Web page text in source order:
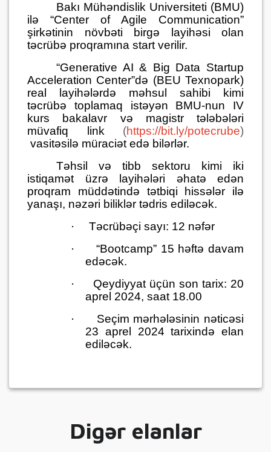
Bakı Mühəndislik Universiteti (BMU)
ilə “Center of Agile Communication”
şirkətinin növbəti birgə layihəsi olan
təcrübə proqramına start verilir.
“Generative AI & Big Data Startup
Acceleration Center”də (BEU Texnopark)
real layihələrdə məhsul sahibi kimi
təcrübə toplamaq istəyən BMU-nun IV
kurs bakalavr və magistr tələbələri
müvafiq link(https://bit.ly/potecrube)
vasitəsilə müraciət edə bilərlər.
Təhsil və tibb sektoru kimi iki
istiqamət üzrə layihələri əhatə edən
proqram müddətində tətbiqi hissələr ilə
yanaşı, nəzəri biliklər tədris ediləcək.
·
Təcrübəçi sayı: 12 nəfər
·
“Bootcamp” 15 həftə davam
edəcək.
·
Qeydiyyat üçün son tarix: 20
aprel 2024, saat 18.00
·
Seçim mərhələsinin nəticəsi
23 aprel 2024 tarixində elan
ediləcək.
Digər elanlar